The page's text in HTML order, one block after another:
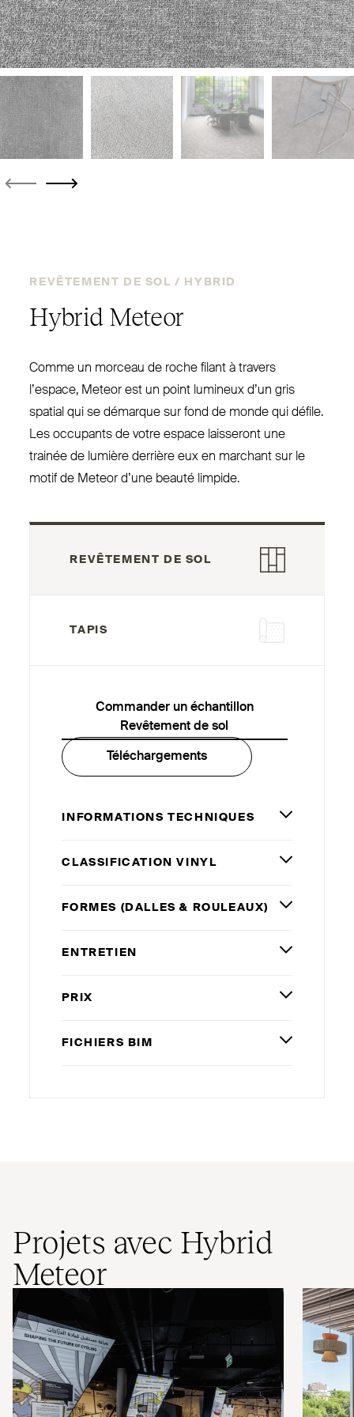
REVÊTEMENT DE SOL / HYBRID
Hybrid Meteor
Comme un morceau de roche filant à travers
l’espace, Meteor est un point lumineux d’un gris
spatial qui se démarque sur fond de monde qui défile.
Les occupants de votre espace laisseront une
trainée de lumière derrière eux en marchant sur le
motif de Meteor d’une beauté limpide.
REVÊTEMENT DE SOL
TAPIS
Commander un échantillon
Revêtement de sol
Téléchargements
INFORMATIONS TECHNIQUES
CLASSIFICATION VINYL
FORMES (DALLES& ROULEAUX)
ENTRETIEN
PRIX
FICHIERS BIM
Projets avec Hybrid
Meteor